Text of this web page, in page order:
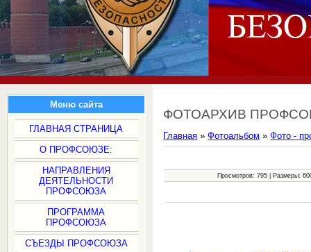
Меню сайта
ГЛАВНАЯ СТРАНИЦА
О ПРОФСОЮЗЕ:
НАПРАВЛЕНИЯ
ДЕЯТЕЛЬНОСТИ
ПРОФСОЮЗА
ПРОГРАММА
ПРОФСОЮЗА
СЪЕЗДЫ ПРОФСОЮЗА
ФОТОАРХИВ
Главная »Фотоальбом »Фото -
Просмотров: 795 | Размеры: